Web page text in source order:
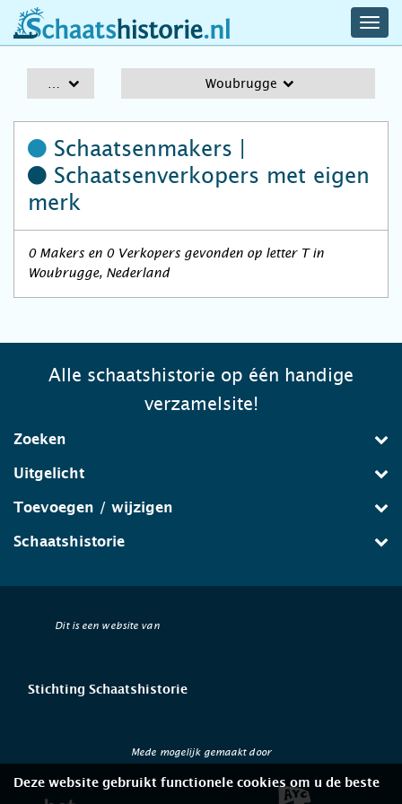
schaatshistorie.nl
Woubrugge
Schaatsenmakers |
Schaatsenverkopers met eigen
merk
0 Makers en 0 Verkopers gevonden op letter T in
Woubrugge, Nederland
Alle schaatshistorie op één handige
verzamelsite!
Zoeken
Uitgelicht
Toevoegen / wijzigen
Schaatshistorie
Dit is een website van
Stichting Schaatshistorie
Mede mogelijk gemaakt door
Deze website gebruikt functionele cookies om u de beste